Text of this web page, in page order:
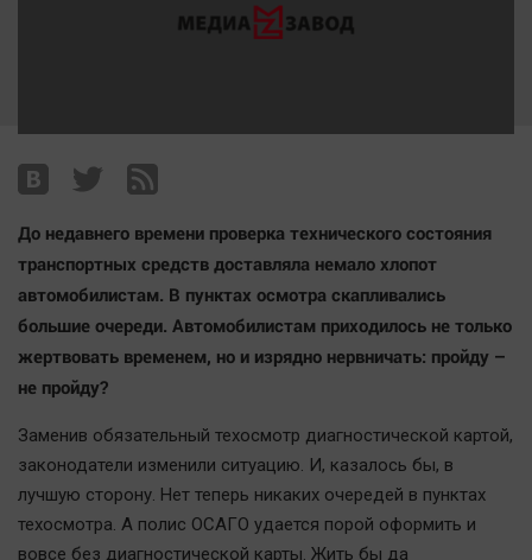
Курилка
Поиск
Архив
Наша победа
Общество
Политика
Экономика
Происшествия
Здоровье
Культура
Курилка
До недавнего времени проверка технического состояния
транспортных средств доставляла немало хлопот
автомобилистам. В пунктах осмотра скапливались
большие очереди. Автомобилистам приходилось не только
жертвовать временем, но и изрядно нервничать: пройду –
не пройду?
Заменив обязательный техосмотр диагностической картой,
законодатели изменили ситуацию. И, казалось бы, в
лучшую сторону. Нет теперь никаких очередей в пунктах
техосмотра. А полис ОСАГО удается порой оформить и
вовсе без диагностической карты. Жить бы да